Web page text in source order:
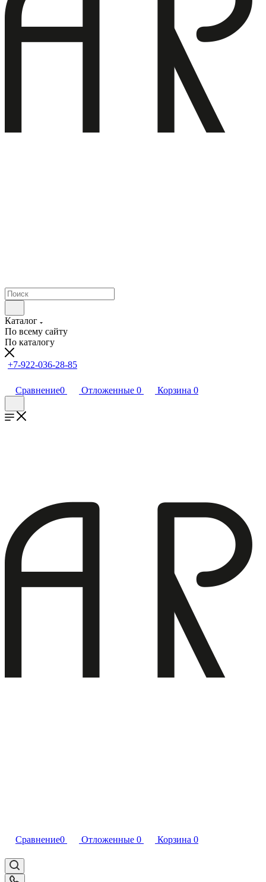
Каталог
По всему сайту
По каталогу
+7-922-036-28-85
Сравнение0 Отложенные 0 Корзина 0
Сравнение0 Отложенные 0 Корзина 0